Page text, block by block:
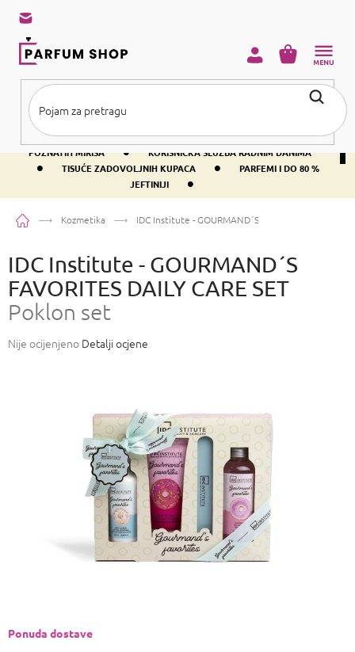
sadržaj
BESPLATNA DOSTAVA IZNAD PRIBLIŽNO 37 € •
400+ SVJETSKI
POZNATIH MIRISA
• KORISNIČKA SLUŽBA RADNIM DANIMA
• TISUĆE ZADOVOLJNIH KUPACA •
PARFEMI I DO 80 %
JEFTINIJI
•
KOŠARICA
PočetnaKozmetika IDC Institute - GOURMAND´S FAVORITES DAILY
IDC Institute - GOURMAND´S
FAVORITES DAILY CARE SET
Poklon set
Prosječna
Nije ocijenjeno Detalji ocjene
Ponuda dostave